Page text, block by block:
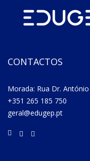
CONTACTOS
Morada: Rua Dr.
+351 265 185 750
geral@edugep.pt